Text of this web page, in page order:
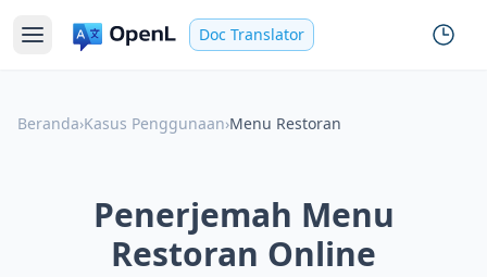
Doc Translator
Beranda›Kasus Penggunaan›Menu Restoran
Penerjemah Menu
Restoran Online